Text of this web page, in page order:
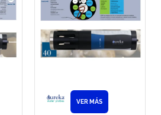
VER MÁS